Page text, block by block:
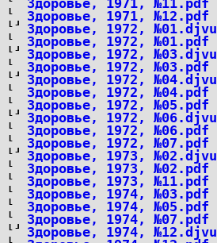
Здоровье, 1971, №11.pdf
Здоровье, 1971, №12.pdf
Здоровье, 1972, №01.djvu
Здоровье, 1972, №01.pdf
Здоровье, 1972, №03.djvu
Здоровье, 1972, №03.pdf
Здоровье, 1972, №04.djvu
Здоровье, 1972, №04.pdf
Здоровье, 1972, №05.pdf
Здоровье, 1972, №06.djvu
Здоровье, 1972, №06.pdf
Здоровье, 1972, №07.pdf
Здоровье, 1973, №02.djvu
Здоровье, 1973, №02.pdf
Здоровье, 1973, №11.pdf
Здоровье, 1974, №03.pdf
Здоровье, 1974, №05.pdf
Здоровье, 1974, №07.pdf
Здоровье, 1974, №12.djvu